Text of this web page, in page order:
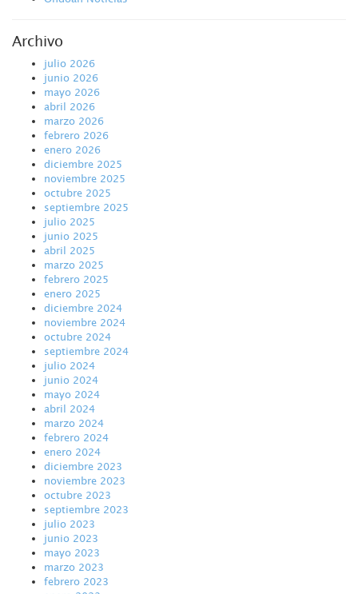
Archivo
julio 2026
junio 2026
mayo 2026
abril 2026
marzo 2026
febrero 2026
enero 2026
diciembre 2025
noviembre 2025
octubre 2025
septiembre 2025
julio 2025
junio 2025
abril 2025
marzo 2025
febrero 2025
enero 2025
diciembre 2024
noviembre 2024
octubre 2024
septiembre 2024
julio 2024
junio 2024
mayo 2024
abril 2024
marzo 2024
febrero 2024
enero 2024
diciembre 2023
noviembre 2023
octubre 2023
septiembre 2023
julio 2023
junio 2023
mayo 2023
marzo 2023
febrero 2023